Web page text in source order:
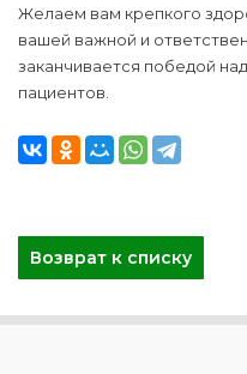
Желаем вам крепкого
вашей важной и
заканчивается победой
пациентов.
Возврат к списку